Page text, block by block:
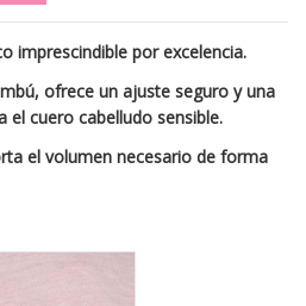
imprescindible por excelencia.
ofrece un ajuste seguro y una
el cuero cabelludo sensible.
el volumen necesario de forma